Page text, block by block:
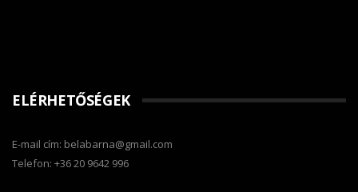
ELÉRHETŐSÉGEK
E-mail cím: belabarna@gmail.com
Telefon: +36 20 9642 996